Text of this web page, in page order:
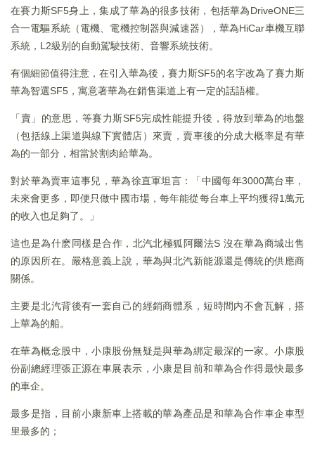
在賽力斯SF5身上，集成了華為的很多技術，包括華為DriveONE三
合一電驅系統（電機、電機控制器與減速器），華為HiCar車機互聯
系統，L2級别的自動駕駛技術、音響系統技術。
有個細節值得注意，在引入華為後，賽力斯SF5的名字改為了賽力斯
華為智選SF5，寓意著華為在銷售渠道上有一定的話語權。
「賣」的意思，等賽力斯SF5完成性能提升後，得放到華為的地盤
（包括線上渠道與線下實體店）來賣，賣車後的分成大概率是有華
為的一部分，相當於割肉給華為。
對於華為賣車這事兒，華為徐直軍坦言：「中國每年3000萬台車，
未來會更多，即便只做中國市場，每年能從每台車上平均獲得1萬元
的收入也足夠了。」
這也是為什麽同樣是合作，北汽北極狐阿爾法S 沒在華為商城出售
的原因所在。嚴格意義上說，華為與北汽新能源還是傳統的供應商
關係。
主要是北汽背後有一套自己的經銷商體系，短時間内不會瓦解，搭
上華為的船。
在華為概念股中，小康股份無疑是與華為綁定最深的一家。小康股
份副總經理張正源在車展表示，小康是目前和華為合作得最快最多
的車企。
最多是指，目前小康新車上搭載的華為產品是和華為合作車企車型
里最多的；